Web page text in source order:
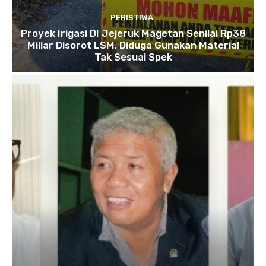
PERISTIWA
Proyek Irigasi DI Jejeruk Magetan Senilai Rp38
Miliar Disorot LSM, Diduga Gunakan Material
Tak Sesuai Spek